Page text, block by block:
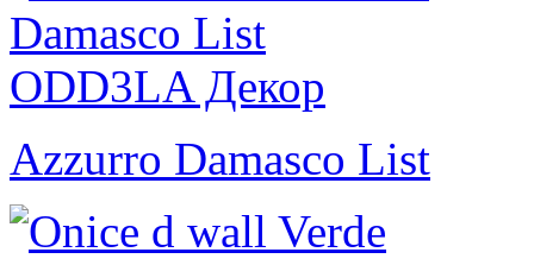
Azzurro Damasco List